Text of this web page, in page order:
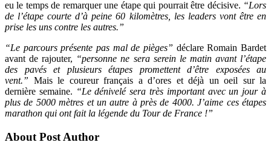
eu le temps de remarquer une étape qui pourrait être décisive. “Lors
de l’étape courte d’à peine 60 kilomètres, les leaders vont être en
prise les uns contre les autres.”
“Le parcours présente pas mal de pièges” déclare Romain Bardet
avant de rajouter, “personne ne sera serein le matin avant l’étape
des pavés et plusieurs étapes promettent d’être exposées au
vent.” Mais le coureur français a d’ores et déjà un oeil sur la
dernière semaine. “Le dénivelé sera très important avec un jour à
plus de 5000 mètres et un autre à près de 4000. J’aime ces étapes
marathon qui ont fait la légende du Tour de France !”
About Post Author